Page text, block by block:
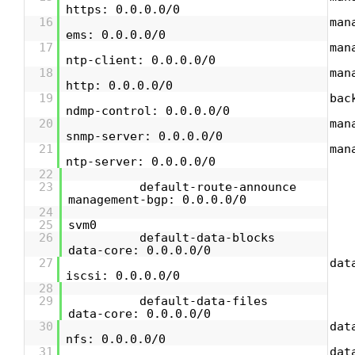
https: 0.0.0.0/0
16
ems: 0.0.0.0/0
17
ntp-client: 0.0.0.0/0
18
http: 0.0.0.0/0
19
ndmp-control: 0.0.0.0/0
20
snmp-server: 0.0.0.0/0
21
ntp-server: 0.0.0.0/0
22
23
default-route-announce
management-bgp: 0.0.0.0/0
24
25
svm0
26
default-data-blocks
data-core: 0.0.0.0/0
27
iscsi: 0.0.0.0/0
28
29
default-data-files
data-core: 0.0.0.0/0
30
nfs: 0.0.0.0/0
31